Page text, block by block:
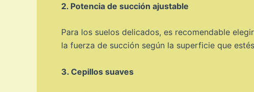
2. Potencia de succión ajustable
Para los suelos delicados, es recomendable
la fuerza de succión según la superficie que
3. Cepillos suaves